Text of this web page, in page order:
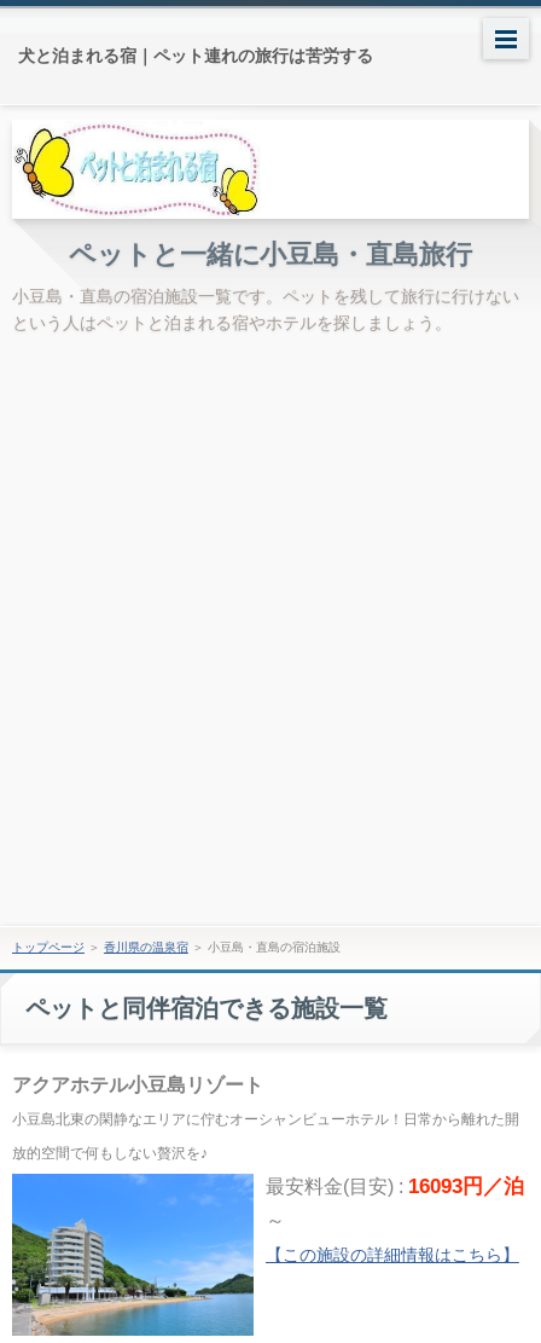
犬と泊まれる宿｜ペット連れの旅行は苦労する
ペットと一緒に小豆島・直島旅行
小豆島・直島の宿泊施設一覧です。ペットを残して旅行に行けない
という人はペットと泊まれる宿やホテルを探しましょう。
トップページ ＞ 香川県の温泉宿＞ 小豆島・直島の宿泊施設
ペットと同伴宿泊できる施設一覧
アクアホテル小豆島リゾート
小豆島北東の閑静なエリアに佇むオーシャンビューホテル！日常から離れた開
放的空間で何もしない贅沢を♪
最安料金(目安) : 16093円／泊
～
【この施設の詳細情報はこちら】